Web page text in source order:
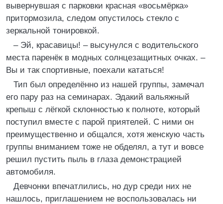
вывернувшая с парковки красная «восьмёрка»
притормозила, следом опустилось стекло с
зеркальной тонировкой.
– Эй, красавицы! – высунулся с водительского
места паренёк в модных солнцезащитных очках. –
Вы и так спортивные, поехали кататься!
Тип был определённо из нашей группы, замечал
его пару раз на семинарах. Эдакий вальяжный
крепыш с лёгкой склонностью к полноте, который
поступил вместе с парой приятелей. С ними он
преимущественно и общался, хотя женскую часть
группы вниманием тоже не обделял, а тут и вовсе
решил пустить пыль в глаза демонстрацией
автомобиля.
Девчонки впечатлились, но дур среди них не
нашлось, приглашением не воспользовалась ни